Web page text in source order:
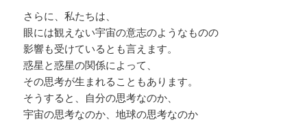
さらに、私たちは、
眼には観えない宇宙の意志のようなものの
影響も受けているとも言えます。
惑星と惑星の関係によって、
その思考が生まれることもあります。
そうすると、自分の思考なのか、
宇宙の思考なのか、地球の思考なのか